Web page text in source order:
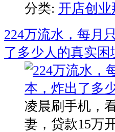
分类: 开店创业
224万流水，每月
了多少人的真实困
凌晨刷手机，
妻，贷款15万